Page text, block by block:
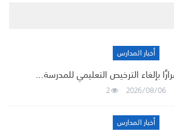
أخبار المدارس
بإلغاء الترخيص التعليمي للمدرسة…
2026/08/06
2
أخبار المدارس